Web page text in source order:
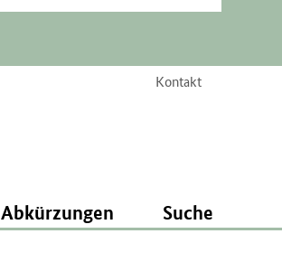
Kontakt
Abkürzungen Suche